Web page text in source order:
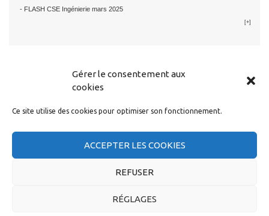
Gérer le consentement aux
cookies
Ce site utilise des cookies pour optimiser son fonctionnement.
ACCEPTER LES COOKIES
REFUSER
RÉGLAGES
- FLASH CSE Ingénierie mars 2025
[+]
LIRE AUSSI...
- Flash CSE Infra novembre 2025
- Flash CSE INFRA Capgemini – Août 2025